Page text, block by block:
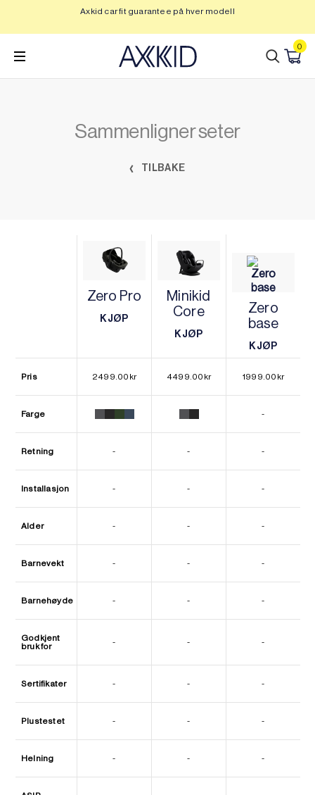
innhold
Axkid car fit guarantee på hver modell
0
Sammenligner seter
TILBAKE
Zero Pro
KJØP
Minikid
Core
KJØP
Zero
base
KJØP
KJØP
Pris 2499.00 kr 4499.00 kr 1999.00 kr
Farge -
Retning - - -
Installasjon - - -
Alder - - -
Barnevekt - - -
Barnehøyde - - -
Godkjent
bruk for
- - -
Sertifikater - - -
Plustestet - - -
Helning - - -